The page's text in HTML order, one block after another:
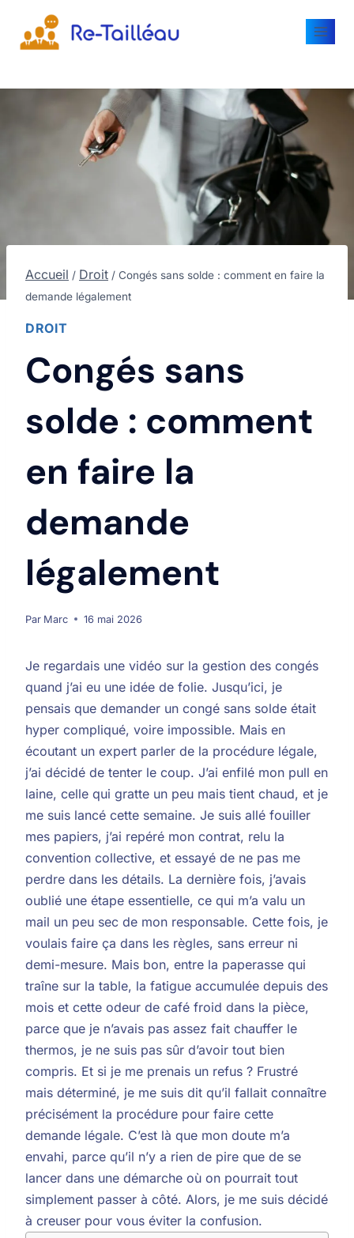
Accueil / Droit / Congés sans solde : comment en faire la
demande légalement
DROIT
Congés sans
solde : comment
en faire la
demande
légalement
Par Marc 16 mai 2026
Je regardais une vidéo sur la gestion des congés
quand j’ai eu une idée de folie. Jusqu’ici, je
pensais que demander un congé sans solde était
hyper compliqué, voire impossible. Mais en
écoutant un expert parler de la procédure légale,
j’ai décidé de tenter le coup. J’ai enfilé mon pull en
laine, celle qui gratte un peu mais tient chaud, et je
me suis lancé cette semaine. Je suis allé fouiller
mes papiers, j’ai repéré mon contrat, relu la
convention collective, et essayé de ne pas me
perdre dans les détails. La dernière fois, j’avais
oublié une étape essentielle, ce qui m’a valu un
mail un peu sec de mon responsable. Cette fois, je
voulais faire ça dans les règles, sans erreur ni
demi-mesure. Mais bon, entre la paperasse qui
traîne sur la table, la fatigue accumulée depuis des
mois et cette odeur de café froid dans la pièce,
parce que je n’avais pas assez fait chauffer le
thermos, je ne suis pas sûr d’avoir tout bien
compris. Et si je me prenais un refus ? Frustré
mais déterminé, je me suis dit qu’il fallait connaître
précisément la procédure pour faire cette
demande légale. C’est là que mon doute m’a
envahi, parce qu’il n’y a rien de pire que de se
lancer dans une démarche où on pourrait tout
simplement passer à côté. Alors, je me suis décidé
à creuser pour vous éviter la confusion.